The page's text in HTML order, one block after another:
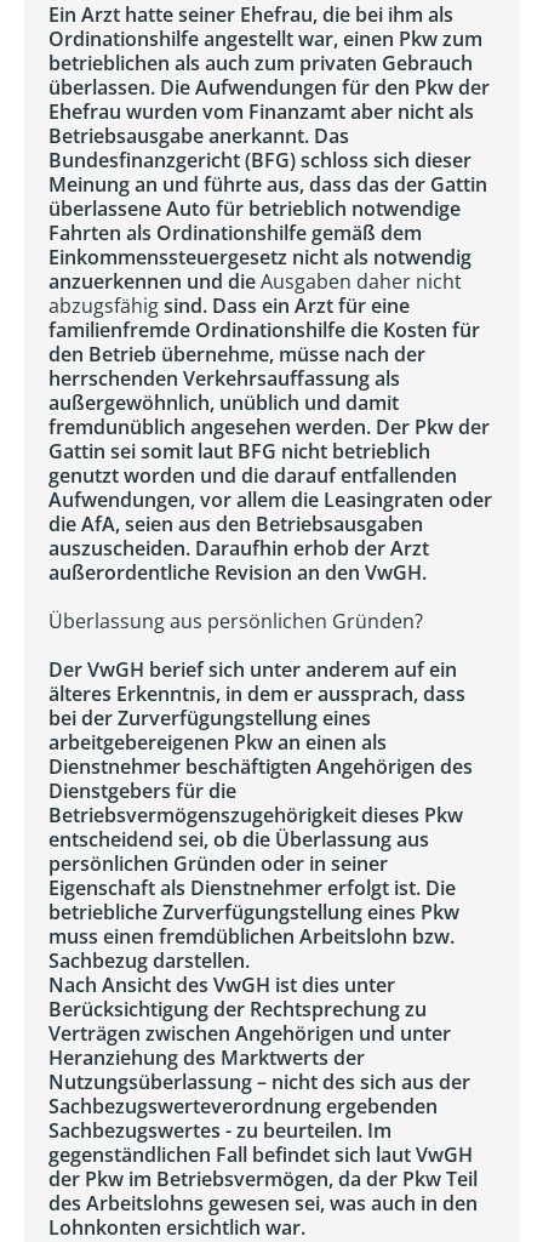
Ein Arzt hatte seiner Ehefrau, die bei ihm als
Ordinationshilfe angestellt war, einen Pkw zum
betrieblichen als auch zum privaten Gebrauch
überlassen. Die Aufwendungen für den Pkw der
Ehefrau wurden vom Finanzamt aber nicht als
Betriebsausgabe anerkannt. Das
Bundesfinanzgericht (BFG) schloss sich dieser
Meinung an und führte aus, dass das der Gattin
überlassene Auto für betrieblich notwendige
Fahrten als Ordinationshilfe gemäß dem
Einkommenssteuergesetz nicht als notwendig
anzuerkennen und dieAusgaben daher nicht
abzugsfähigsind. Dass ein Arzt für eine
familienfremde Ordinationshilfe die Kosten für
den Betrieb übernehme, müsse nach der
herrschenden Verkehrsauffassung als
außergewöhnlich, unüblich und damit
fremdunüblich angesehen werden. Der Pkw der
Gattin sei somit laut BFG nicht betrieblich
genutzt worden und die darauf entfallenden
Aufwendungen, vor allem die Leasingraten oder
die AfA, seien aus den Betriebsausgaben
auszuscheiden. Daraufhin erhob der Arzt
außerordentliche Revision an den VwGH.
Überlassung aus persönlichen Gründen?
Der VwGH berief sich unter anderem auf ein
älteres Erkenntnis, in dem er aussprach, dass
bei der Zurverfügungstellung eines
arbeitgebereigenen Pkw an einen als
Dienstnehmer beschäftigten Angehörigen des
Dienstgebers für die
Betriebsvermögenszugehörigkeit dieses Pkw
entscheidend sei, ob die Überlassung aus
persönlichen Gründen oder in seiner
Eigenschaft als Dienstnehmer erfolgt ist. Die
betriebliche Zurverfügungstellung eines Pkw
muss einen fremdüblichen Arbeitslohn bzw.
Sachbezug darstellen.
Nach Ansicht des VwGH ist dies unter
Berücksichtigung der Rechtsprechung zu
Verträgen zwischen Angehörigen und unter
Heranziehung des Marktwerts der
Nutzungsüberlassung – nicht des sich aus der
Sachbezugswerteverordnung ergebenden
Sachbezugswertes - zu beurteilen. Im
gegenständlichen Fall befindet sich laut VwGH
der Pkw im Betriebsvermögen, da der Pkw Teil
des Arbeitslohns gewesen sei, was auch in den
Lohnkonten ersichtlich war.